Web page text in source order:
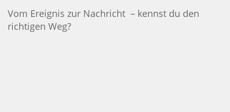
Vom Ereignis zur Nachricht – kennst du den
richtigen Weg?